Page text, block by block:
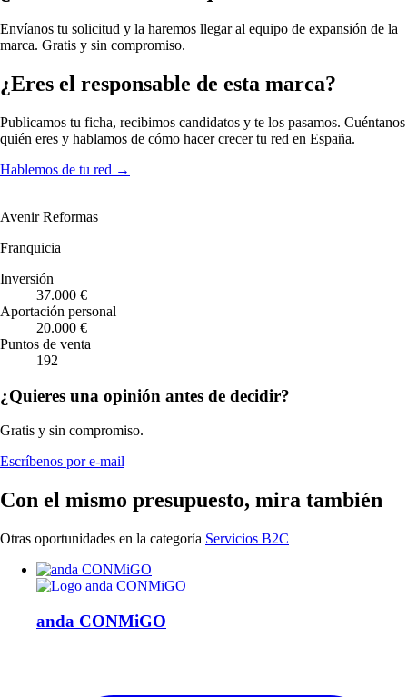
Envíanos tu solicitud y la haremos llegar al equipo de expansión de la
marca. Gratis y sin compromiso.
¿Eres el responsable de esta marca?
Publicamos tu ficha, recibimos candidatos y te los pasamos. Cuéntanos
quién eres y hablamos de cómo hacer crecer tu red en España.
Hablemos de tu red →
Avenir Reformas
Franquicia
Inversión
37.000 €
Aportación personal
20.000 €
Puntos de venta
192
¿Quieres una opinión antes de decidir?
Gratis y sin compromiso.
Escríbenos por e-mail
Con el mismo presupuesto, mira también
Otras oportunidades en la categoría Servicios B2C
anda CONMiGO